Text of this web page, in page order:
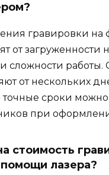
гравировки на
от загруженности
сложности
от нескольких
сроки можно
при
стоимость
лазера?